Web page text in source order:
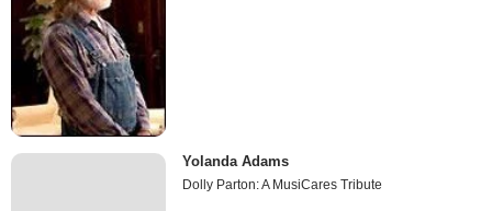
Yolanda Adams
Dolly Parton: A MusiCares Tribute